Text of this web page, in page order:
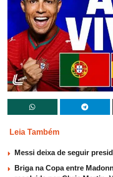
Leia Também
Messi deixa de seguir
Briga na Copa entre